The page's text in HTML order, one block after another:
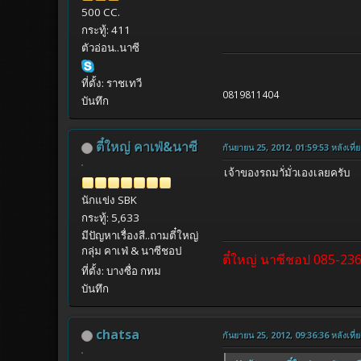
500 CC.
กระทู้: 411
ตัวอ่อน..นาซี
ที่ตั้ง: ราชเทวี
บันทึก
0819811404
ตี๋ใหญ่ คาเฟ่&นาซี
นักแข่ง SBK
กระทู้: 5,633
มีปัญหาเรื่องสี..ถามตี๋ใหญ่
กลุ่ม คาเฟ่ & นาซีชอป
ที่ตั้ง: บางซื่อ กทม
บันทึก
กันยายน 25, 2012, 01:59:53 หลังเที่
เจ้าของรถมาั่มั่วเองเลยครับ
ตี๋ใหญ่ นาซีชอป 085-
chatsa กันยายน 25, 2012, 09:36:36 หลังเที่